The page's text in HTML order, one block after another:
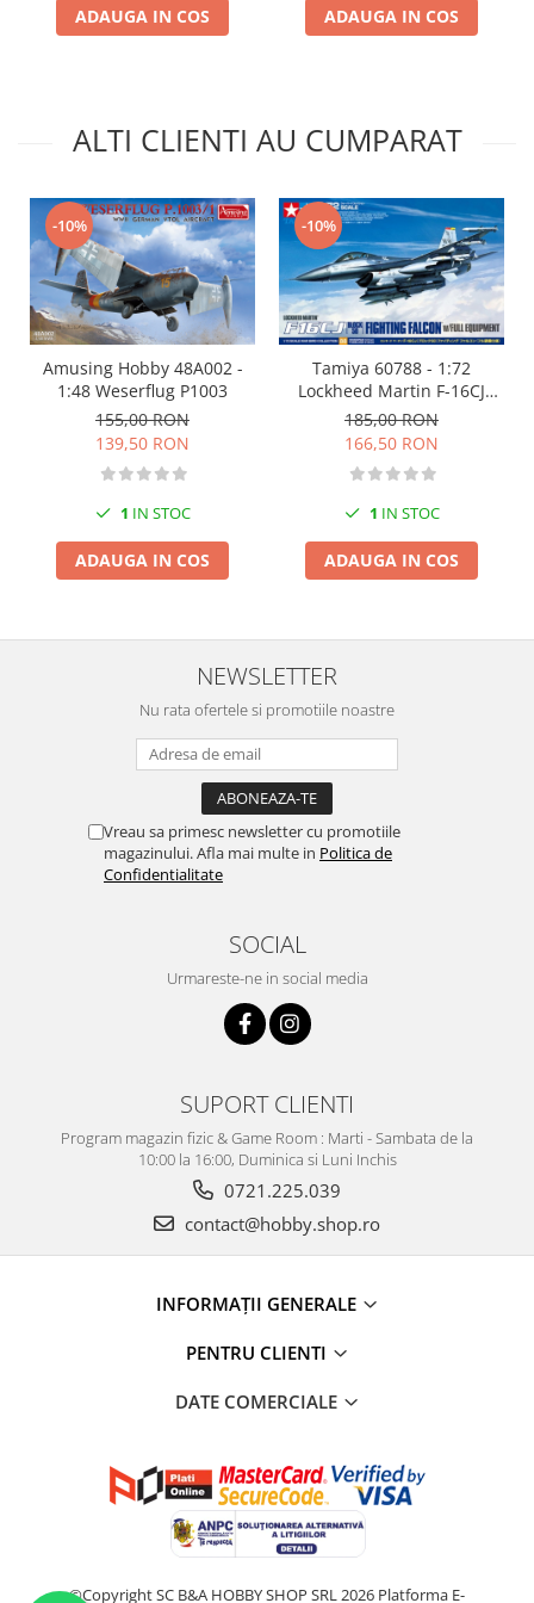
Markere Metalice
ADAUGA IN COS ADAUGA IN COS
ALTI CLIENTI AU CUMPARAT
-10%
Amusing Hobby 48A002 -
1:48 Weserflug P1003
155,00 RON
139,50 RON
1 IN STOC
ADAUGA IN COS
-10%
Tamiya 60788 - 1:72
Lockheed Martin F-16CJ
[Block 50] Fighting Falcon
(full equipment) - 1 figure
185,00 RON
166,50 RON
1 IN STOC
ADAUGA IN COS
NEWSLETTER
Nu rata ofertele si promotiile noastre
Vreau sa primesc newsletter cu promotiile
magazinului. Afla mai multe in Politica de
Confidentialitate
SOCIAL
Urmareste-ne in social media
SUPORT CLIENTI
Program magazin fizic & Game Room : Marti - Sambata de la
10:00 la 16:00, Duminica si Luni Inchis
0721.225.039
contact@hobby.shop.ro
INFORMAŢII GENERALE
PENTRU CLIENTI
DATE COMERCIALE
©Copyright SC B&A HOBBY SHOP SRL 2026 Platforma E-